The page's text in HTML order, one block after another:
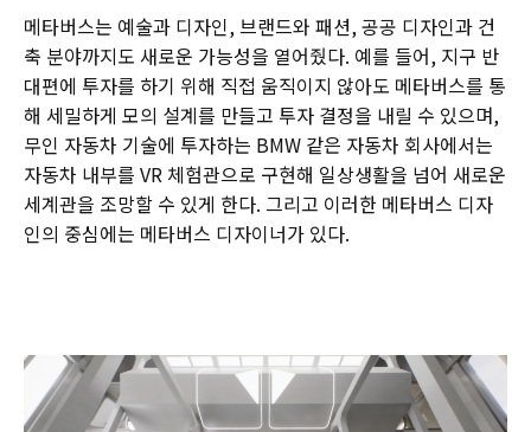
메타버스는 예술과 디자인, 브랜드와 패션, 공공 디자인과 건
축 분야까지도 새로운 가능성을 열어줬다. 예를 들어, 지구 반
대편에 투자를 하기 위해 직접 움직이지 않아도 메타버스를 통
해 세밀하게 모의 설계를 만들고 투자 결정을 내릴 수 있으며,
무인 자동차 기술에 투자하는 BMW 같은 자동차 회사에서는
자동차 내부를 VR 체험관으로 구현해 일상생활을 넘어 새로운
세계관을 조망할 수 있게 한다. 그리고 이러한 메타버스 디자
인의 중심에는 메타버스 디자이너가 있다.